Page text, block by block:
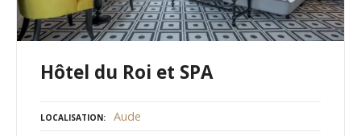
Hôtel du Roi et SPA
LOCALISATION Aude